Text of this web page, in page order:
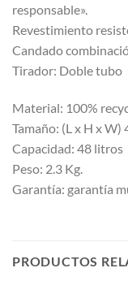
responsable».
Revestimiento
Candado
Tirador: Doble tubo
Material: 100%
Tamaño: (L x H x W)
Capacidad: 48 litros
Peso: 2.3 Kg.
Garantía: garantía
PRODUCTOS